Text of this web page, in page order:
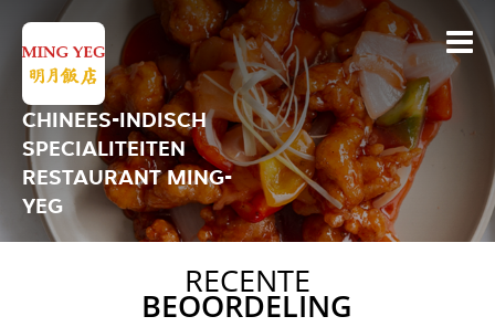
CHINEES-INDISCH
SPECIALITEITEN
RESTAURANT MING-
YEG
RECENTE
BEOORDELING